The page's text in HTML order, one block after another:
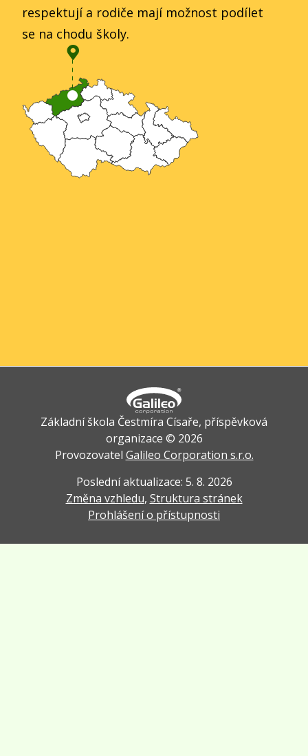
respektují a rodiče mají možnost podílet
se na chodu školy.
Základní škola Čestmíra Císaře, příspěvková
organizace © 2026
Provozovatel Galileo Corporation s.r.o.
Poslední aktualizace: 5. 8. 2026
Změna vzhledu, Struktura stránek
Prohlášení o přístupnosti